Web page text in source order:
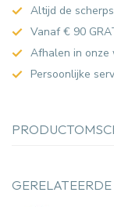
Altijd de
Vanaf € 90
Afhalen in onze
Persoonlijke